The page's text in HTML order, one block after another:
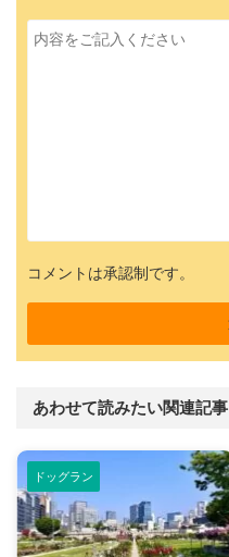
コメントは承認制です。
あわせて読みたい関連記事
ドッグラン